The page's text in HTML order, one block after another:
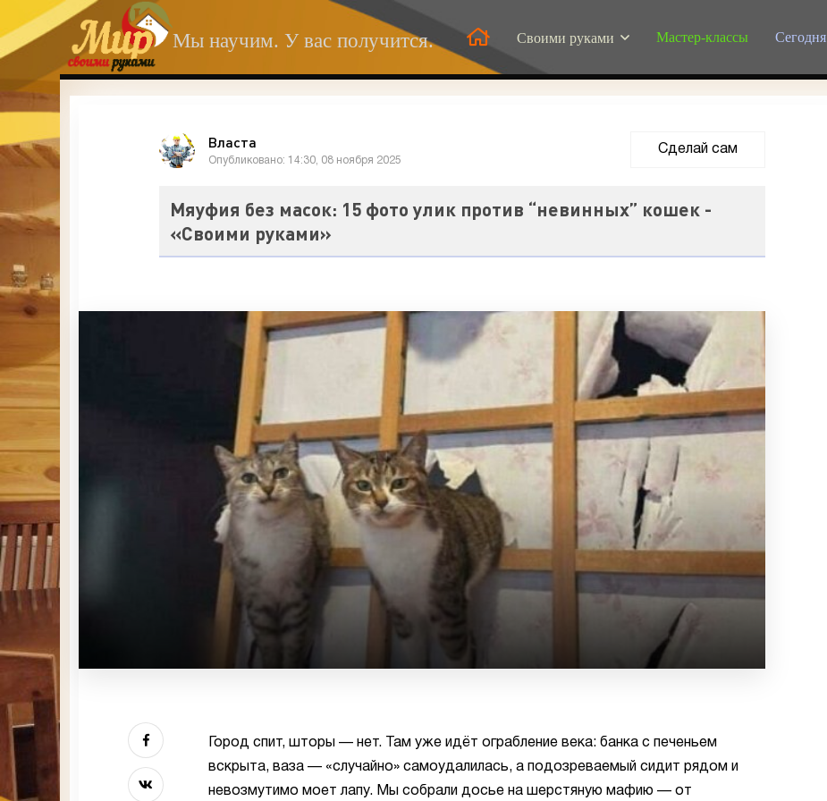
Мы научим. У вас получится. Своими руками Мастер-классы Сегодня
Власта
Опубликовано: 14:30, 08 ноября 2025
Сделай сам
Мяуфия без масок: 15 фото улик против “невинных” кошек -
«Своими руками»
Город спит, шторы — нет. Там уже идёт ограбление века: банка с печеньем
вскрыта, ваза — «случайно» самоудалилась, а подозреваемый сидит рядом и
невозмутимо моет лапу. Мы собрали досье на шерстяную мафию — от